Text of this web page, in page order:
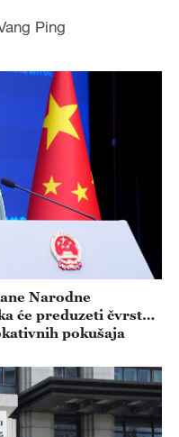
Ping
Narodne
će preduzeti čvrste
pokušaja